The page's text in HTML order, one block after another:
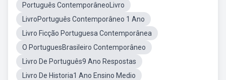
Português ContemporâneoLivro
LivroPortuguês Contemporâneo 1 Ano
Livro Ficção Portuguesa Contemporânea
O PortuguesBrasileiro Contemporâneo
Livro De Português9 Ano Respostas
Livro De Historia1 Ano Ensino Medio